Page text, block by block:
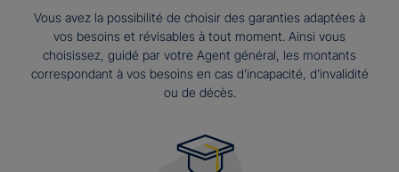
Vous avez la possibilité de choisir des garanties adaptées à
vos besoins et révisables à tout moment. Ainsi vous
choisissez, guidé par votre Agent général, les montants
correspondant à vos besoins en cas d’incapacité, d’invalidité
ou de décès.